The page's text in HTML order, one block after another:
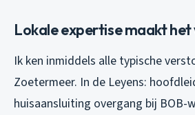
Lokale expertise maakt het
Ik ken inmiddels alle typische
Zoetermeer. In de Leyens:
huisaansluiting overgang bij BOB-